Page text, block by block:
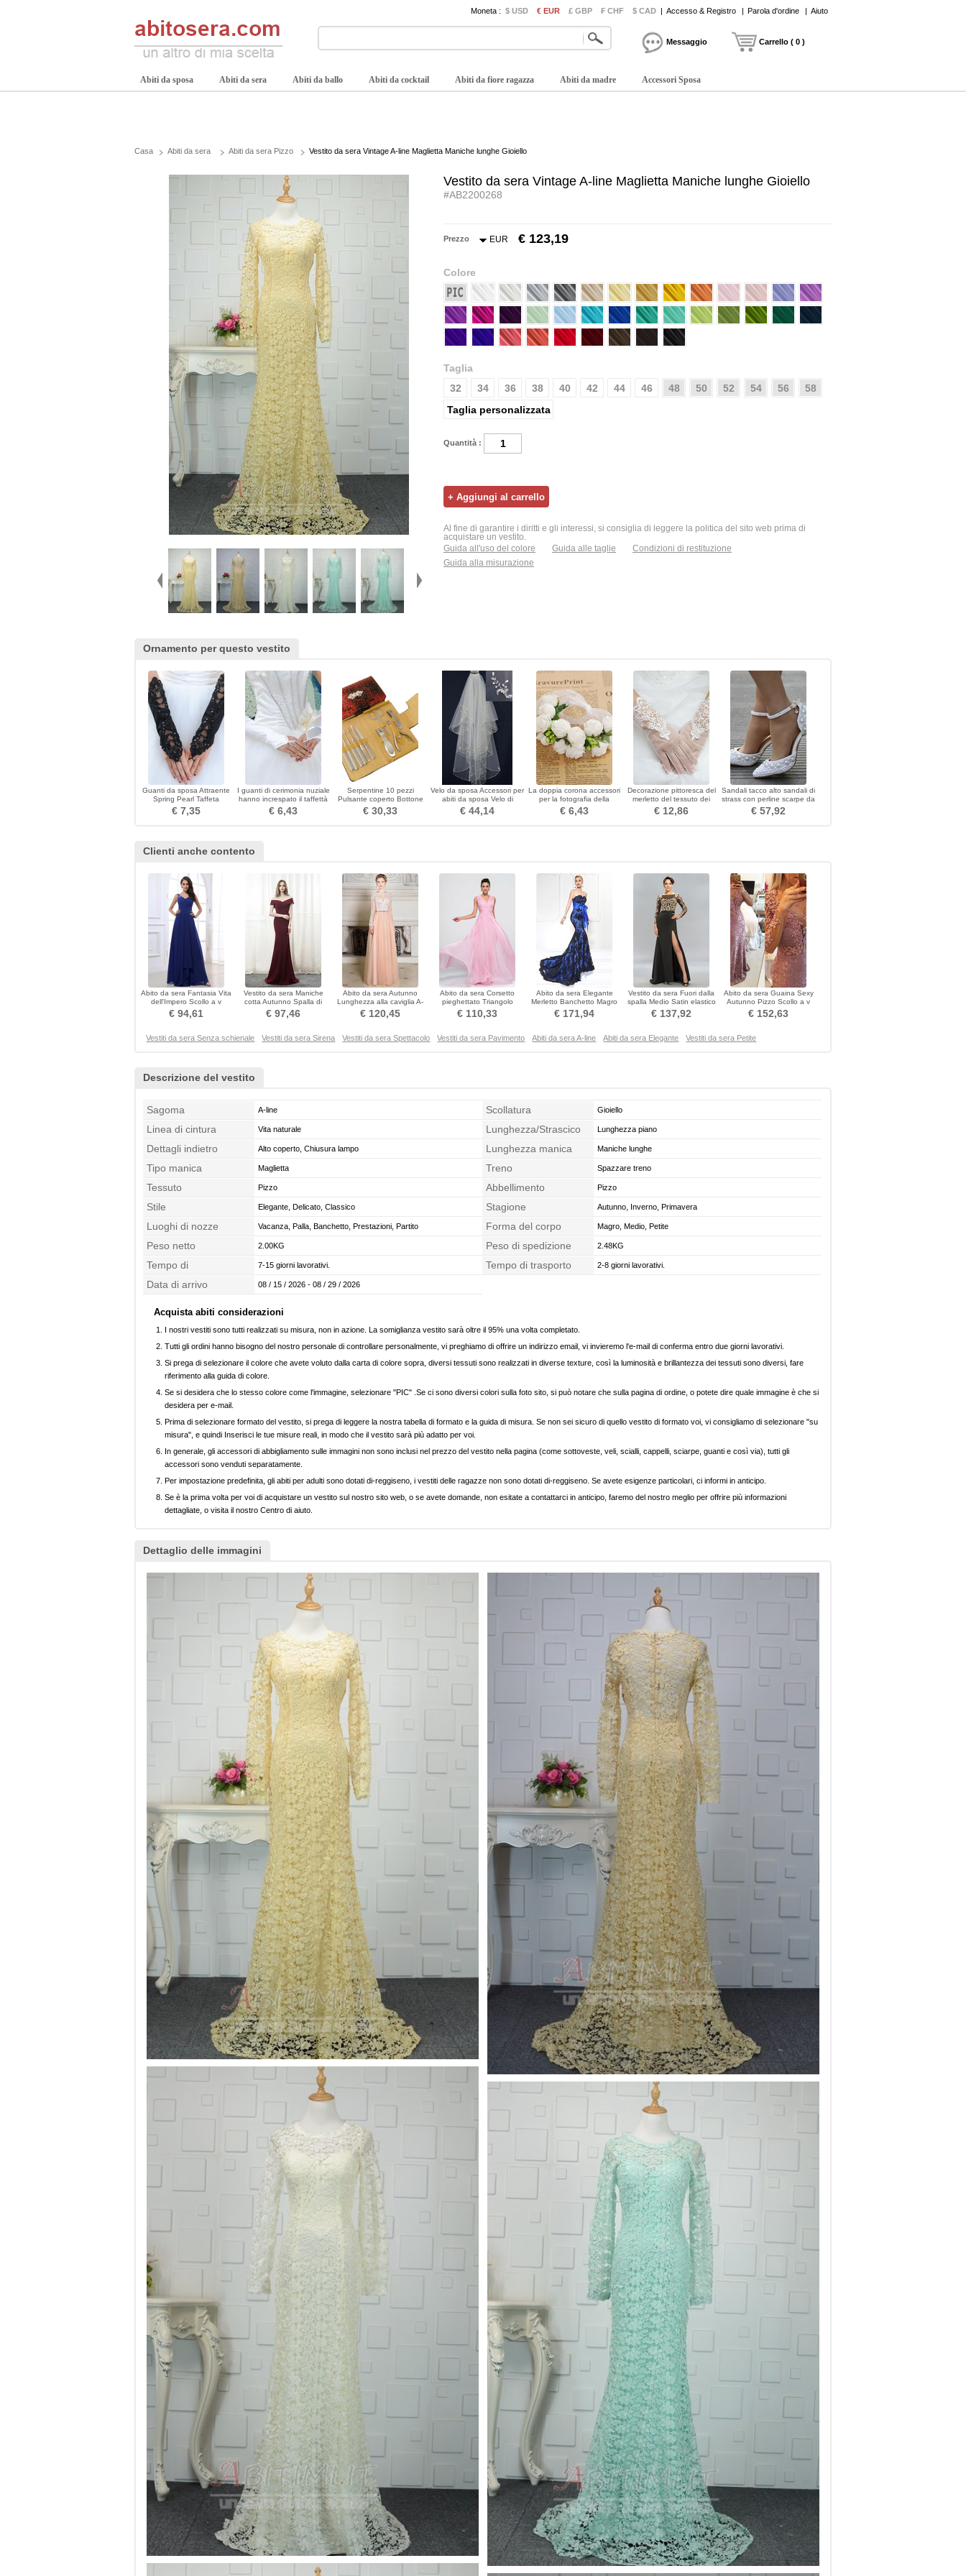
Moneta : $ USD € EUR £ GBP ₣ CHF $ CAD | Accesso & Registro | Parola d'ordine | Aiuto
Messaggio Carrello ( 0 )
Abiti da sposa Abiti da sera Abiti da ballo Abiti da cocktail Abiti da fiore ragazza Abiti da madre Accessori Sposa
Casa Abiti da sera Abiti da sera Pizzo Vestito da sera Vintage A-line Maglietta Maniche lunghe Gioiello
Vestito da sera Vintage A-line Maglietta Maniche lunghe Gioiello
#AB2200268
Prezzo EUR € 123,19
Colore
Taglia
32
34 36 38 40 42 44 46 48 50 52 54 56
58
Taglia personalizzata
Quantità :
Al fine di garantire i diritti e gli interessi, si consiglia di leggere la politica del sito web prima di
acquistare un vestito.
Guida all'uso del colore
Guida alle taglie
Condizioni di restituzione
Guida alla misurazione
Ornamento per questo vestito
Guanti da sposa Attraente
Spring Pearl Taffeta
Outdoor
€ 7,35
I guanti di cerimonia nuziale
hanno increspato il taffettà
romantico della spiaggia di
autunno
€ 6,43
Serpentine 10 pezzi
Pulsante coperto Bottone
Top Clippers di affari di
grado grado
€ 30,33
Velo da sposa Accessori per
abiti da sposa Velo di
perline fatto a mano
squisito
€ 44,14
La doppia corona accessori
per la fotografia della
corona della sposa dei
capelli
€ 6,43
Decorazione pittoresca del
merletto del tessuto dei
guanti di cerimonia nuziale
€ 12,86
Sandali tacco alto sandali di
strass con perline scarpe da
sposa bianche
€ 57,92
Clienti anche contento
Abito da sera Fantasia Vita
dell'Impero Scollo a v
Lunghezza piano
€ 94,61
Vestito da sera Maniche
cotta Autunno Spalla di
rugiada Delicato
€ 97,46
Abito da sera Autunno
Lunghezza alla caviglia A-
line Pick-up Delicato
€ 120,45
Abito da sera Corsetto
pieghettato Triangolo
invertito Lunghezza piano
€ 110,33
Abito da sera Elegante
Merletto Banchetto Magro
Con fiocchi Chiusura lampo
€ 171,94
Vestito da sera Fuori dalla
spalla Medio Satin elastico
effetto
€ 137,92
Abito da sera Guaina Sexy
Autunno Pizzo Scollo a v
Maniche illusione
€ 152,63
Vestiti da sera Senza schienale Vestiti da sera Sirena Vestiti da sera Spettacolo Vestiti da sera Pavimento Abiti da sera A-line Abiti da sera Elegante Vestiti da sera Petite
Descrizione del vestito
Sagoma A-line Scollatura Gioiello
Linea di cintura Vita naturale Lunghezza/Strascico Lunghezza piano
Dettagli indietro Alto coperto, Chiusura lampo Lunghezza manica Maniche lunghe
Tipo manica Maglietta Treno Spazzare treno
Tessuto Pizzo Abbellimento Pizzo
Stile Elegante, Delicato, Classico Stagione Autunno, Inverno, Primavera
Luoghi di nozze Vacanza, Palla, Banchetto, Prestazioni, Partito Forma del corpo Magro, Medio, Petite
Peso netto 2.00KG Peso di spedizione 2.48KG
Tempo di
confezionamento
7-15 giorni lavorativi. Tempo di trasporto 2-8 giorni lavorativi.
Data di arrivo 08 / 15 / 2026 - 08 / 29 / 2026
Acquista abiti considerazioni
I nostri vestiti sono tutti realizzati su misura, non in azione. La somiglianza vestito sarà oltre il 95% una volta completato.
Tutti gli ordini hanno bisogno del nostro personale di controllare personalmente, vi preghiamo di offrire un indirizzo email, vi invieremo l'e-mail di conferma entro due giorni lavorativi.
Si prega di selezionare il colore che avete voluto dalla carta di colore sopra, diversi tessuti sono realizzati in diverse texture, così la luminosità e brillantezza dei tessuti sono diversi, fare
riferimento alla guida di colore.
Se si desidera che lo stesso colore come l'immagine, selezionare "PIC" .Se ci sono diversi colori sulla foto sito, si può notare che sulla pagina di ordine, o potete dire quale immagine è che si
desidera per e-mail.
Prima di selezionare formato del vestito, si prega di leggere la nostra tabella di formato e la guida di misura. Se non sei sicuro di quello vestito di formato voi, vi consigliamo di selezionare "su
misura", e quindi Inserisci le tue misure reali, in modo che il vestito sarà più adatto per voi.
In generale, gli accessori di abbigliamento sulle immagini non sono inclusi nel prezzo del vestito nella pagina (come sottoveste, veli, scialli, cappelli, sciarpe, guanti e così via), tutti gli
accessori sono venduti separatamente.
Per impostazione predefinita, gli abiti per adulti sono dotati di-reggiseno, i vestiti delle ragazze non sono dotati di-reggiseno. Se avete esigenze particolari, ci informi in anticipo.
Se è la prima volta per voi di acquistare un vestito sul nostro sito web, o se avete domande, non esitate a contattarci in anticipo, faremo del nostro meglio per offrire più informazioni
dettagliate, o visita il nostro Centro di aiuto.
Dettaglio delle immagini